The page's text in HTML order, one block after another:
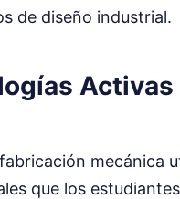
de diseño industrial.
Activas
mecánica
que los